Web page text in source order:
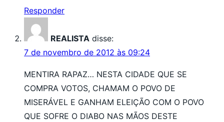
Responder
REALISTA disse:
7 de novembro de 2012 às 09:24
MENTIRA RAPAZ… NESTA CIDADE QUE SE
COMPRA VOTOS, CHAMAM O POVO DE
MISERÁVEL E GANHAM ELEIÇÃO COM O POVO
QUE SOFRE O DIABO NAS MÃOS DESTE